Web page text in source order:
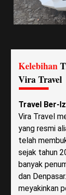
Kelebihan
Vira Travel
Travel Ber-
Vira Travel
yang resmi
telah
sejak tahun
banyak
dan
meyakinkan